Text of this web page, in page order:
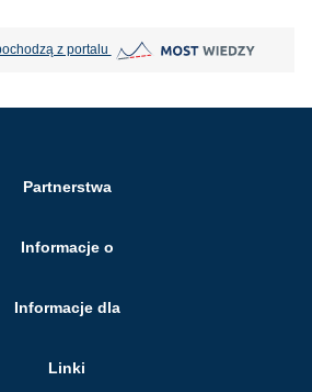
z portalu MOST Wiedzy otwiera się w
Partnerstwa
Informacje o
Informacje dla
Linki